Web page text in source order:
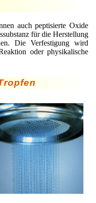
auch peptisierte Oxide
für die Herstellung
Die Verfestigung wird
oder physikalische